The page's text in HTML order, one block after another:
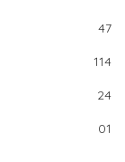
47
114
24
01